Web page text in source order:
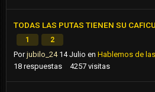
TODAS LAS PUTAS TIENEN SU
1 2
Porjubilo_24 14 Julio en Hablemos de
18 respuestas 4257 visitas